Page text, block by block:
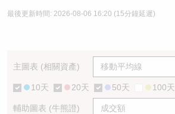
最後更新時間: 2026-08-06 16:20 (15分鐘延遲)
主圖表 (相關資產)
10天 20天 50天 100天
輔助圖表 (牛熊證)